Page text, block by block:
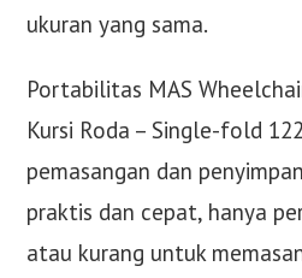
ukuran yang sama.
Portabilitas MAS
Kursi Roda – Single-fold
pemasangan dan
praktis dan cepat, hanya
atau kurang untuk